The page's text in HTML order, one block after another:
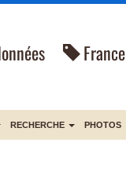
France
RECHERCHE PHOTOS